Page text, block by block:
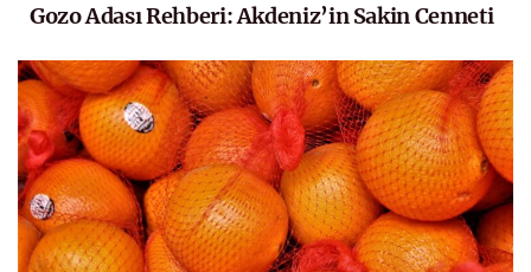
Gozo Adası Rehberi: Akdeniz’in Sakin Cenneti